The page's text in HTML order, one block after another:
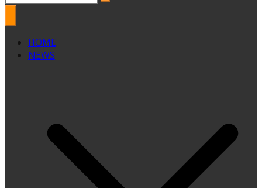
HOME
NEWS